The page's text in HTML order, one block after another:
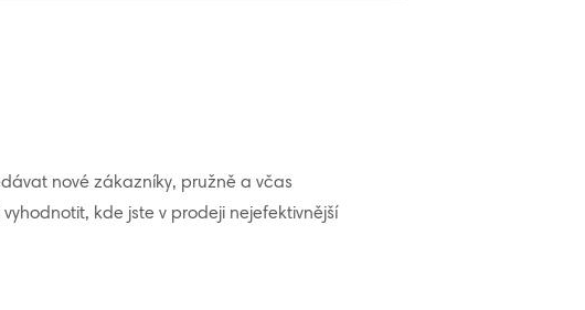
nové zákazníky, pružně a včas
kde jste v prodeji nejefektivnější